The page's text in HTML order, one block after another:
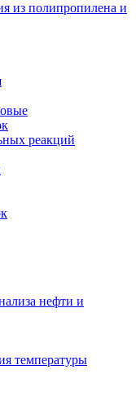
из полипропилена и
реакций
нефти и
температуры